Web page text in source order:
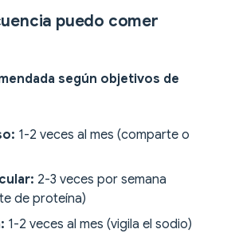
puedo comer
según objetivos de
1-2 veces al mes (comparte o
2-3 veces por semana
de proteína)
1-2 veces al mes (vigila el sodio)